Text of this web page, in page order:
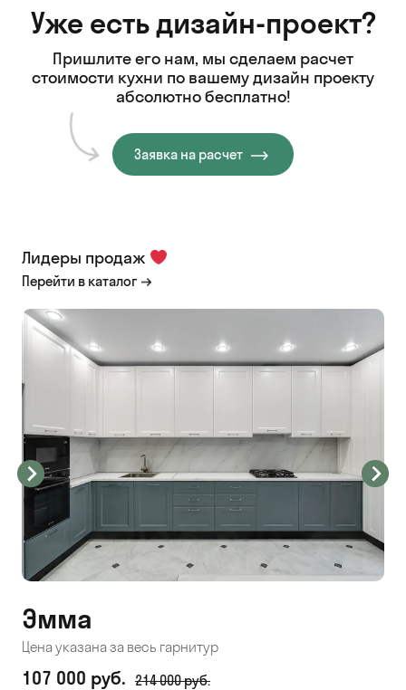
Уже есть дизайн-проект?
Пришлите его нам, мы сделаем расчет
стоимости кухни по вашему дизайн проекту
абсолютно бесплатно!
Заявка на расчет
Лидеры продаж
Перейти в каталог
Эмма
Цена указана за весь гарнитур
107 000 руб. 214 000 руб.